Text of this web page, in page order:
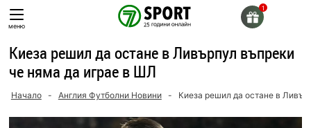
Skip
toменю
Киеза решил да остане в Ливърпул въпреки
че няма да играе в ШЛ
Начало - Англия Футболни Новини - Киеза решил да остане в